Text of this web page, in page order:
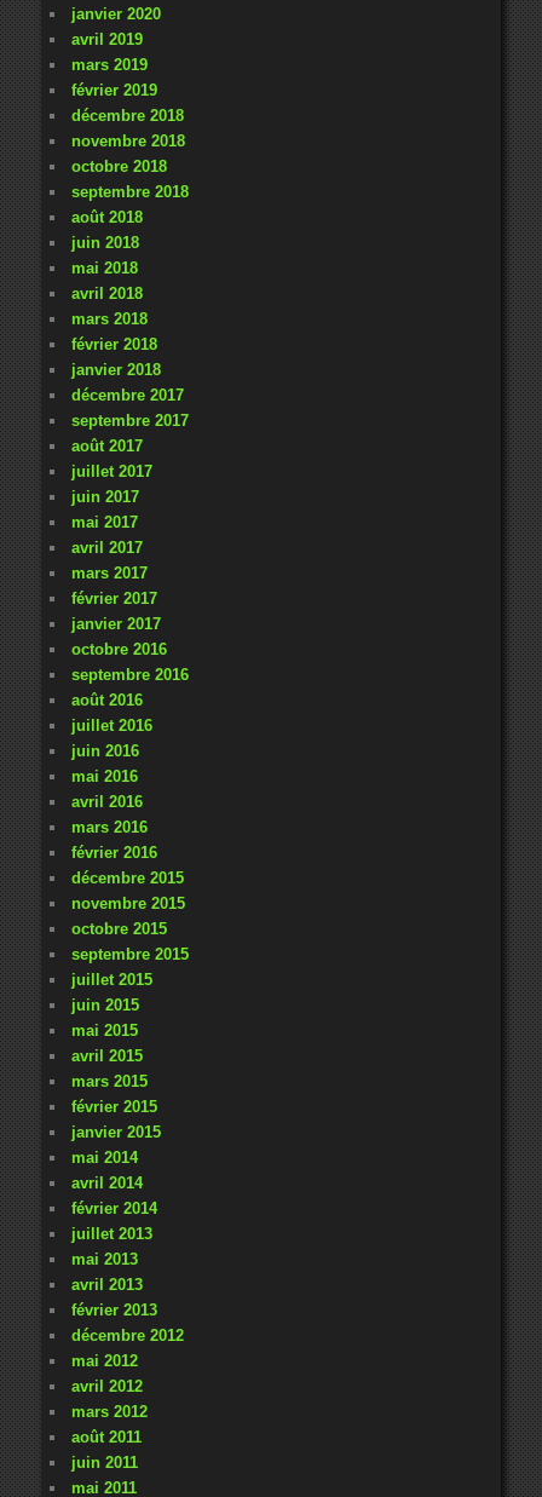
janvier 2020
avril 2019
mars 2019
février 2019
décembre 2018
novembre 2018
octobre 2018
septembre 2018
août 2018
juin 2018
mai 2018
avril 2018
mars 2018
février 2018
janvier 2018
décembre 2017
septembre 2017
août 2017
juillet 2017
juin 2017
mai 2017
avril 2017
mars 2017
février 2017
janvier 2017
octobre 2016
septembre 2016
août 2016
juillet 2016
juin 2016
mai 2016
avril 2016
mars 2016
février 2016
décembre 2015
novembre 2015
octobre 2015
septembre 2015
juillet 2015
juin 2015
mai 2015
avril 2015
mars 2015
février 2015
janvier 2015
mai 2014
avril 2014
février 2014
juillet 2013
mai 2013
avril 2013
février 2013
décembre 2012
mai 2012
avril 2012
mars 2012
août 2011
juin 2011
mai 2011